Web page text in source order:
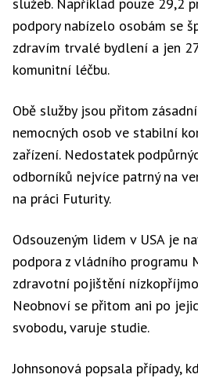
podpory nabízelo osobám se
zdravím trvalé bydlení a jen
komunitní léčbu.
Obě služby jsou přitom
nemocných osob ve stabilní
zařízení. Nedostatek
odborníků nejvíce patrný na
na práci Futurity.
Odsouzeným lidem v USA je
podpora z vládního programu
zdravotní pojištění
Neobnoví se přitom ani po
svobodu, varuje studie.
Johnsonová popsala případy,